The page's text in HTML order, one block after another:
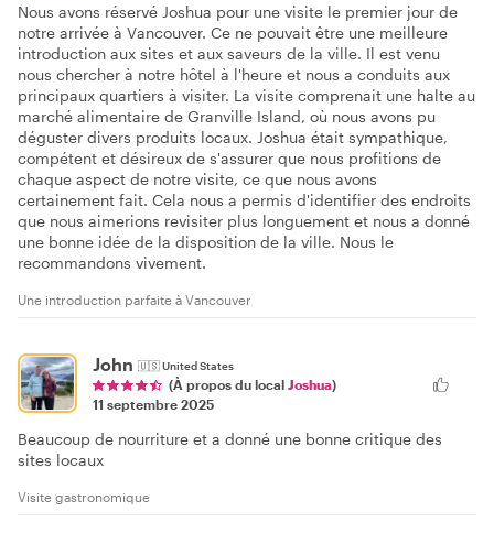
Nous avons réservé Joshua pour une visite le premier jour de
notre arrivée à Vancouver. Ce ne pouvait être une meilleure
introduction aux sites et aux saveurs de la ville. Il est venu
nous chercher à notre hôtel à l'heure et nous a conduits aux
principaux quartiers à visiter. La visite comprenait une halte au
marché alimentaire de Granville Island, où nous avons pu
déguster divers produits locaux. Joshua était sympathique,
compétent et désireux de s'assurer que nous profitions de
chaque aspect de notre visite, ce que nous avons
certainement fait. Cela nous a permis d'identifier des endroits
que nous aimerions revisiter plus longuement et nous a donné
une bonne idée de la disposition de la ville. Nous le
recommandons vivement.
Une introduction parfaite à Vancouver
John 🇺🇸United States
(À propos du local Joshua)
11 septembre 2025
Beaucoup de nourriture et a donné une bonne critique des
sites locaux
Visite gastronomique